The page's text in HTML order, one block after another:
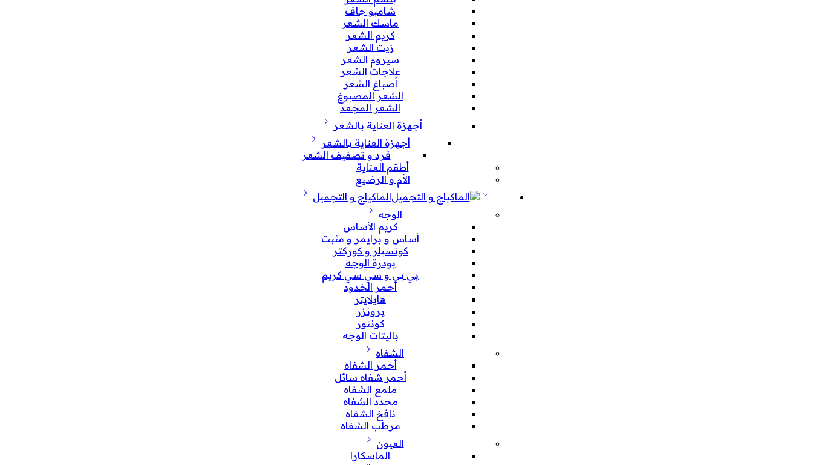
شامبو جاف
ماسك الشعر
كريم الشعر
زيت الشعر
سيروم الشعر
علاجات الشعر
أصباغ الشعر
الشعر المصبوغ
الشعر المجعد
أجهزة العناية بالشعر
أجهزة العناية بالشعر
فرد و تصفيف الشعر
أطقم العناية
الأم و الرضيع
الماكياج و التجميل
الوجه
كريم الأساس
أساس و برايمر و مثبت
كونسيلر و كوركتر
بودرة الوجه
بي بي و سي سي كريم
أحمر الخدود
هايلايتر
برونزر
كونتور
باليتات الوجه
الشفاه
أحمر الشفاه
أحمر شفاه سائل
ملمع الشفاه
محدد الشفاه
نافخ الشفاه
مرطب الشفاه
العيون
الماسكارا